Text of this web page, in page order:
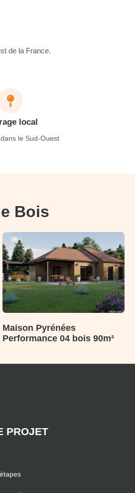
de la France.
local
le Sud-Ouest
Bois
Maison Pyrénées
Performance 04 bois 90m²
PROJET